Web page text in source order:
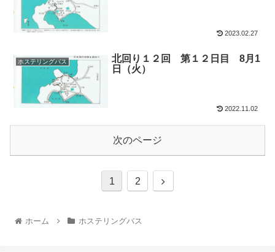
2023.02.27
ホステリングバス
北回り１２回 第１２日目 8月1
日（火）
2022.11.02
次のページ
1 2
ホーム ホステリングバス